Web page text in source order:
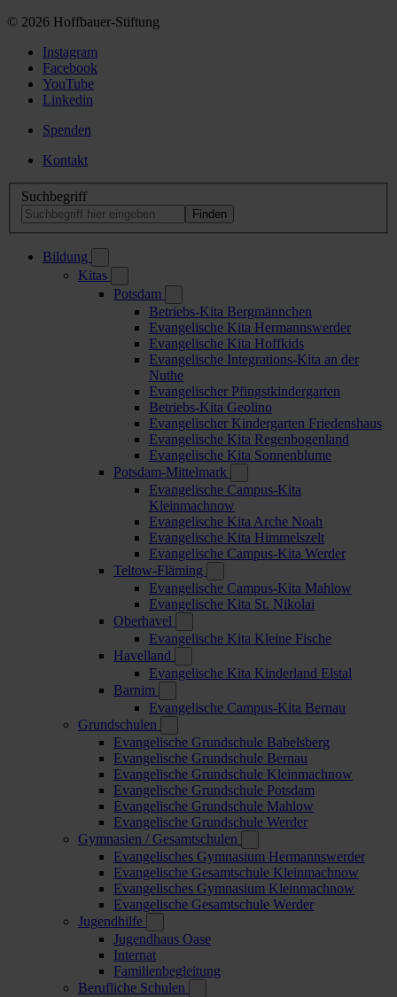
© 2026 Hoffbauer-Stiftung
Instagram
Facebook
YouTube
Linkedin
Spenden
Kontakt
Suchbegriff
Bildung
Kitas
Potsdam
Betriebs-Kita Bergmännchen
Evangelische Kita Hermannswerder
Evangelische Kita Hoffkids
Evangelische Integrations-Kita an der
Nuthe
Evangelischer Pfingstkindergarten
Betriebs-Kita Geolino
Evangelischer Kindergarten Friedenshaus
Evangelische Kita Regenbogenland
Evangelische Kita Sonnenblume
Potsdam-Mittelmark
Evangelische Campus-Kita
Kleinmachnow
Evangelische Kita Arche Noah
Evangelische Kita Himmelszelt
Evangelische Campus-Kita Werder
Teltow-Fläming
Evangelische Campus-Kita Mahlow
Evangelische Kita St. Nikolai
Oberhavel
Evangelische Kita Kleine Fische
Havelland
Evangelische Kita Kinderland Elstal
Barnim
Evangelische Campus-Kita Bernau
Grundschulen
Evangelische Grundschule Babelsberg
Evangelische Grundschule Bernau
Evangelische Grundschule Kleinmachnow
Evangelische Grundschule Potsdam
Evangelische Grundschule Mahlow
Evangelische Grundschule Werder
Gymnasien / Gesamtschulen
Evangelisches Gymnasium Hermannswerder
Evangelische Gesamtschule Kleinmachnow
Evangelisches Gymnasium Kleinmachnow
Evangelische Gesamtschule Werder
Jugendhilfe
Jugendhaus Oase
Internat
Familienbegleitung
Berufliche Schulen